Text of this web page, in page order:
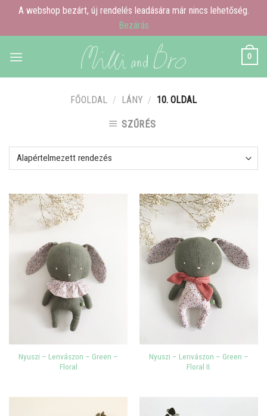
A webshop bezárt, új rendelés leadására már nincs lehetőség.
Bezárás
0
FŐOLDAL / LÁNY / 10. OLDAL
SZŰRÉS
Nyuszi – Lenvászon – Green –
Floral
Nyuszi – Lenvászon – Green –
Floral II.